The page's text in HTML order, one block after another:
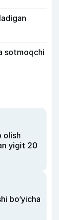
sotmoqchi
olish
yigit 20
bo‘yicha